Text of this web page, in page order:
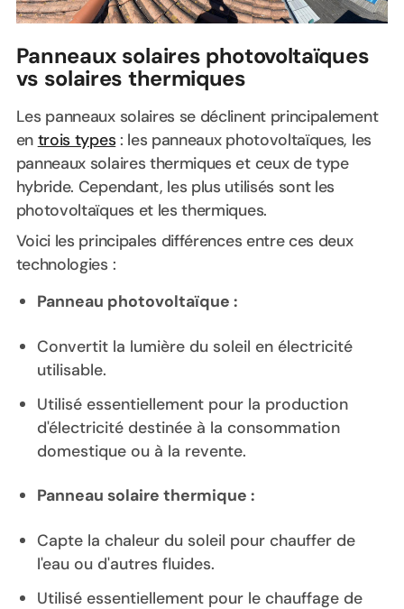
Panneaux solaires photovoltaïques
vs solaires thermiques
Les panneaux solaires se déclinent principalement
en trois types: les panneaux photovoltaïques, les
panneaux solaires thermiques et ceux de type
hybride. Cependant, les plus utilisés sont les
photovoltaïques et les thermiques.
Voici les principales différences entre ces deux
technologies :
Panneau photovoltaïque :
Convertit la lumière du soleil en électricité
utilisable.
Utilisé essentiellement pour la production
d'électricité destinée à la consommation
domestique ou à la revente.
Panneau solaire thermique :
Capte la chaleur du soleil pour chauffer de
l'eau ou d'autres fluides.
Utilisé essentiellement pour le chauffage de